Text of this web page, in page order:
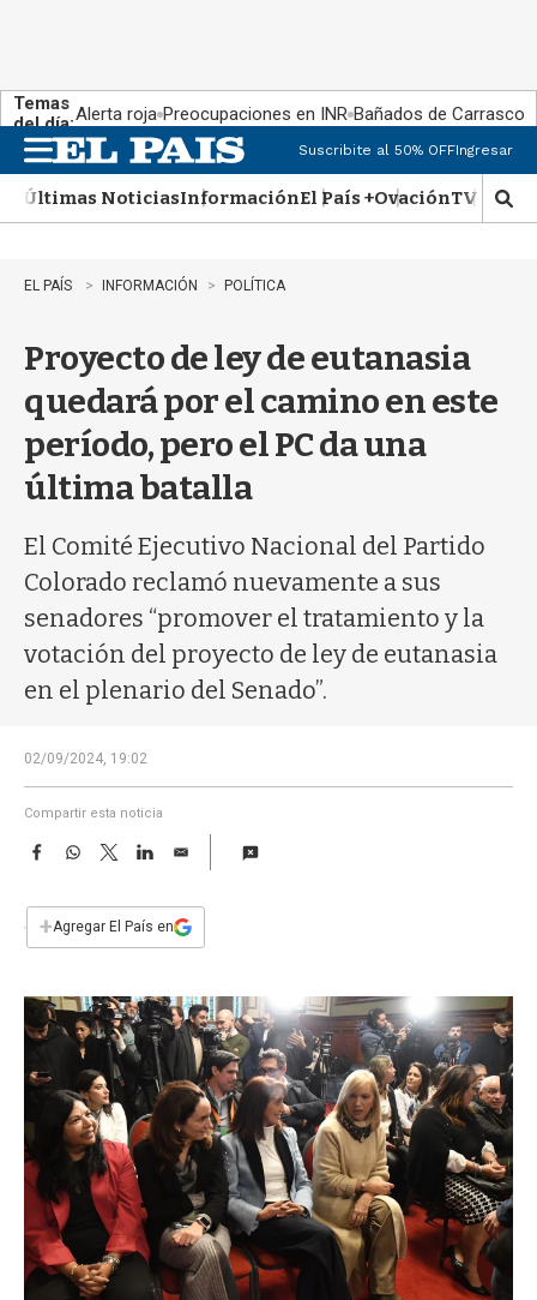
Temas
del día:Alerta roja Preocupaciones en INR Bañados de Carrasco
n
u
Suscribite al 50% OFFIngresar
Últimas NoticiasInformaciónEl País +OvaciónTV Show
M
o
EL PAÍS INFORMACIÓN POLÍTICA
Proyecto de ley de eutanasia
quedará por el camino en este
período, pero el PC da una
última batalla
El Comité Ejecutivo Nacional del Partido
Colorado reclamó nuevamente a sus
senadores “promover el tratamiento y la
votación del proyecto de ley de eutanasia
en el plenario del Senado”.
02/09/2024, 19:02
Compartir esta noticia
F
e
b
k
W
s
p
T
w
t
L
n
E
i
l
+Agregar El País en